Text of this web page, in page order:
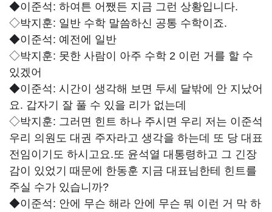
◆이준석: 하여튼 어쨌든 지금 그런 상황입니다.
◇박지훈: 일반 수학 말씀하신 공통 수학이죠.
◆이준석: 예전에 일반
◇박지훈: 못한 사람이 아주 수학 2 이런 거를 할 수
있겠어
◆이준석: 시간이 생각해 보면 두세 달밖에 안 지났어
요. 갑자기 잘 풀 수 있을 리가 없는데
◇박지훈: 그러면 힌트 하나 주시면 우리 저는 이준석
우리 의원도 대권 주자라고 생각을 하는데 또 당 대표
전임이기도 하시고요.또 윤석열 대통령하고 그 긴장
감이 있었기 때문에 한동훈 지금 대표님한테 힌트를
주실 수가 있습니까?
◆이준석: 안에 무슨 해라 안에 무슨 뭐 이런 거 막 하